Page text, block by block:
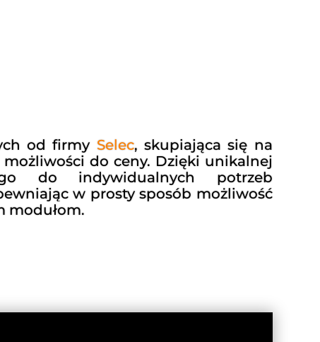
od firmy Selec, skupiająca się na
do ceny. Dzięki unikalnej
do indywidualnych potrzeb
w prosty sposób możliwość
modułom.